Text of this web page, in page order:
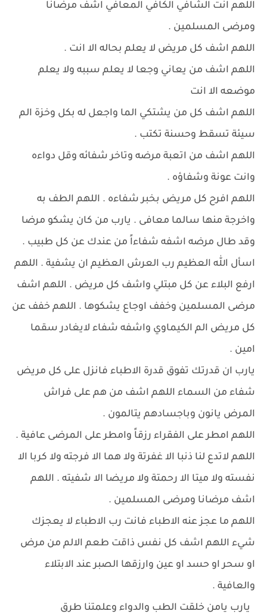
اللهم انت الشافي الكافي المعافي اشف مرضانا
ومرضى المسلمين .
اللهم اشف كل مريض لا يعلم بحاله الا انت .
اللهم اشف من يعاني وجعا لا يعلم سببه ولا يعلم
موضعه الا انت
اللهم اشف كل من يشتكي الما واجعل له بكل وخزة الم
سيئة تسقط وحسنة تكتب .
اللهم اشف من اتعبة مرضه وتاخر شفائه وقل دواءه
وانت عونة وشفاؤه .
اللهم افرح كل مريض بخبر شفاءه . اللهم الطف به
واخرجة منها سالما معافى . يارب من كان يشكو مرضا
وقد طال مرضه اشفه شفاءاً من عندك عن كل طبيب .
اسأل الله العظيم رب العرش العظيم ان يشفية . اللهم
ارفع البلاء عن كل مبتلي واشف كل مريض . اللهم اشف
مرضى المسلمين وخفف اوجاع يشكوها . اللهم خفف عن
كل مريض الم الكيماوي واشفه شفاء لايغادر سقما
امين .
يارب ان قدرتك تفوق قدرة الاطباء فانزل على كل مريض
شفاء من السماء اللهم اشف من هم على فراش
المرض يانون وباجسادهم يتالمون .
اللهم امطر على الفقراء رزقاً وامطر على المرضى عافية .
اللهم لاتدع لنا ذنبا الا غفرتة ولا هما الا فرجته ولا كربا الا
نفسته ولا ميتا الا رحمتة ولا مريضا الا شفيته . اللهم
اشف مرضانا ومرضى المسلمين .
اللهم ما عجز عنه الاطباء فانت رب الاطباء لا يعجزك
شيء اللهم اشف كل نفس ذاقت طعم الالم من مرض
او سحر او حسد او عين وارزقها الصبر عند الابتلاء
والعافية .
يارب يامن خلقت الطب والدواء وعلمتنا طرق